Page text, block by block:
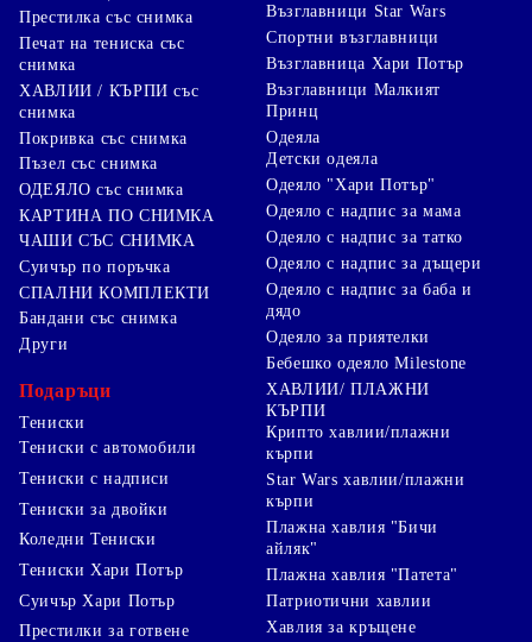
Престилка със снимка
Печат на тениска със
снимка
ХАВЛИИ / КЪРПИ със
снимка
Покривка със снимка
Пъзел със снимка
ОДЕЯЛО със снимка
КАРТИНА ПО СНИМКА
ЧАШИ СЪС СНИМКА
Суичър по поръчка
СПАЛНИ КОМПЛЕКТИ
Бандани със снимка
Други
Подаръци
Тениски
Тениски с автомобили
Тениски с надписи
Тениски за двойки
Коледни Тениски
Тениски Хари Потър
Суичър Хари Потър
Престилки за готвене
Възглавници Star Wars
Спортни възглавници
Възглавница Хари Потър
Възглавници Малкият
Принц
Одеяла
Детски одеяла
Одеяло "Хари Потър"
Одеяло с надпис за мама
Одеяло с надпис за татко
Одеяло с надпис за дъщери
Одеяло с надпис за баба и
дядо
Одеяло за приятелки
Бебешко одеяло Milestone
ХАВЛИИ/ ПЛАЖНИ
КЪРПИ
Крипто хавлии/плажни
кърпи
Star Wars хавлии/плажни
кърпи
Плажна хавлия "Бичи
айляк"
Плажна хавлия "Патета"
Патриотични хавлии
Хавлия за кръщене